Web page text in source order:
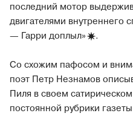
последний мотор
двигателями внутреннего
— Гарри доплыл» .
Со схожим пафосом и
поэт Петр Незнамов
Пиля в своем
постоянной рубрики